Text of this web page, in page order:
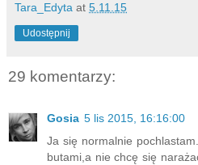
Tara_Edyta at 5.11.15
Udostępnij
29 komentarzy:
Gosia 5 lis 2015, 16:16:00
Ja się normalnie
butami,a nie chcę się